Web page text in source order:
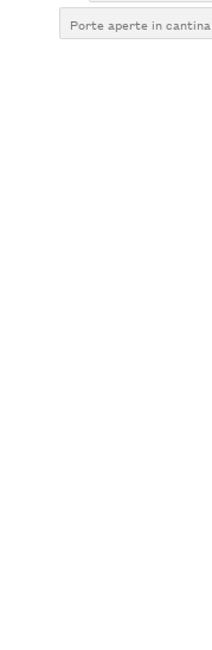
Porte aperte in cantina